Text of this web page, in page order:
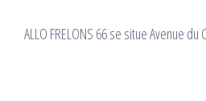
ALLO FRELONS 66 se situe Avenue du